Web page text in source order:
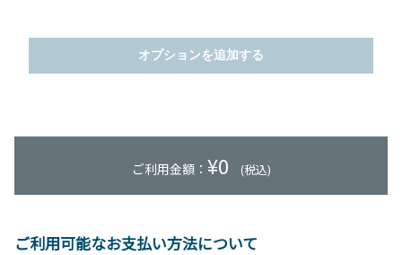
オプションを追加する
ご利用金額： ¥0 (税込)
ご利用可能なお支払い方法について